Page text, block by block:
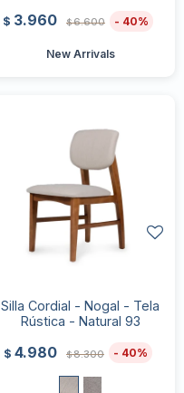
$ 3.960 $6.600 40
New Arrivals
Silla Cordial - Nogal - Tela
Rústica - Natural 93
$ 4.980 $8.300 40